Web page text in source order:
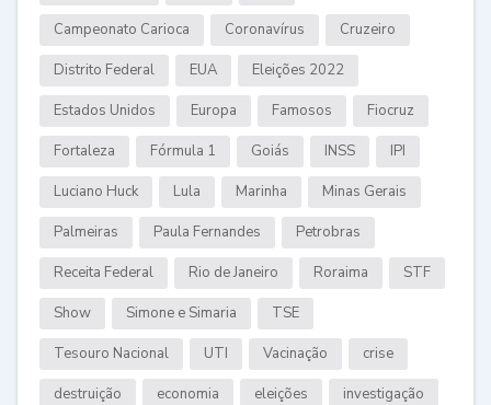
Campeonato Carioca Coronavírus Cruzeiro
Distrito Federal EUA Eleições 2022
Estados Unidos Europa Famosos Fiocruz
Fortaleza Fórmula 1 Goiás INSS IPI
Luciano Huck Lula Marinha Minas Gerais
Palmeiras Paula Fernandes Petrobras
Receita Federal Rio de Janeiro Roraima STF
Show Simone e Simaria TSE
Tesouro Nacional UTI Vacinação crise
destruição economia eleições investigação